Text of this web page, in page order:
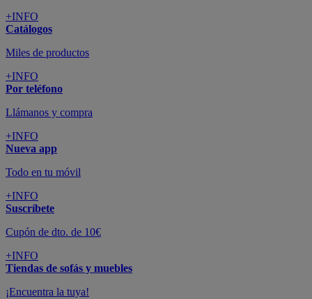
+INFO
Catálogos
Miles de productos
+INFO
Por teléfono
Llámanos y compra
+INFO
Nueva app
Todo en tu móvil
+INFO
Suscríbete
Cupón de dto. de 10€
+INFO
Tiendas de sofás y muebles
¡Encuentra la tuya!